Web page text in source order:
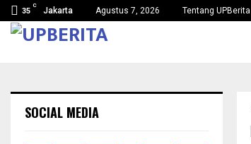
35
C
Jakarta Agustus 7, 2026 Tentang UPBerita
SOCIAL MEDIA